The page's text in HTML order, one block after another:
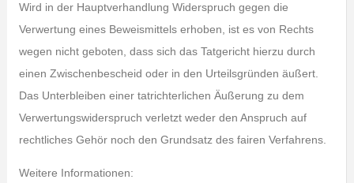
Wird in der Hauptverhandlung Widerspruch gegen die
Verwertung eines Beweismittels erhoben, ist es von Rechts
wegen nicht geboten, dass sich das Tatgericht hierzu durch
einen Zwischenbescheid oder in den Urteilsgründen äußert.
Das Unterbleiben einer tatrichterlichen Äußerung zu dem
Verwertungswiderspruch verletzt weder den Anspruch auf
rechtliches Gehör noch den Grundsatz des fairen Verfahrens.
Weitere Informationen: